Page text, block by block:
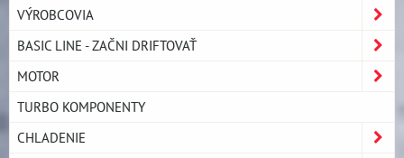
VÝROBCOVIA
BASIC LINE - ZAČNI DRIFTOVAŤ
MOTOR
TURBO KOMPONENTY
CHLADENIE